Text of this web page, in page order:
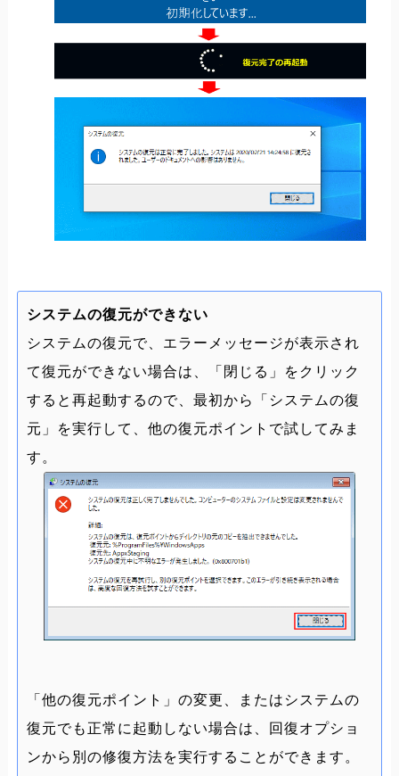
システムの復元ができない
システムの復元で、エラーメッセージが表示され
て復元ができない場合は、「閉じる」をクリック
すると再起動するので、最初から「システムの復
元」を実行して、他の復元ポイントで試してみま
す。
「他の復元ポイント」の変更、またはシステムの
復元でも正常に起動しない場合は、回復オプショ
ンから別の修復方法を実行することができます。